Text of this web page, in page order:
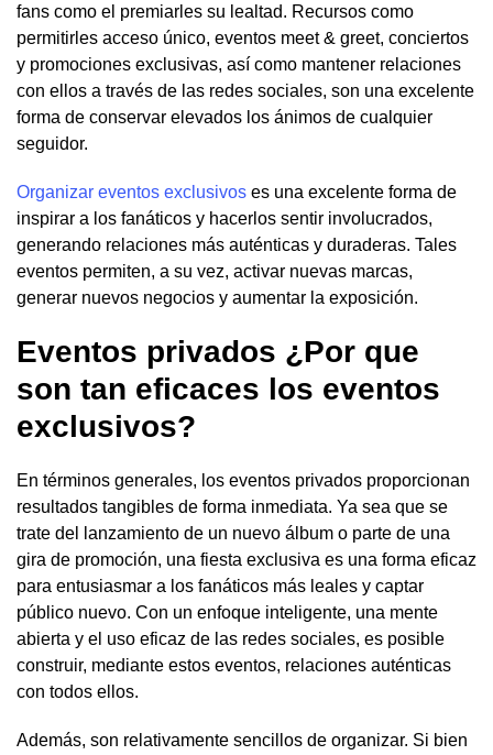
fans como el premiarles su lealtad. Recursos como
permitirles acceso único, eventos meet & greet, conciertos
y promociones exclusivas, así como mantener relaciones
con ellos a través de las redes sociales, son una excelente
forma de conservar elevados los ánimos de cualquier
seguidor.
Organizar eventos exclusivos es una excelente forma de
inspirar a los fanáticos y hacerlos sentir involucrados,
generando relaciones más auténticas y duraderas. Tales
eventos permiten, a su vez, activar nuevas marcas,
generar nuevos negocios y aumentar la exposición.
Eventos privados ¿Por que
son tan eficaces los eventos
exclusivos?
En términos generales, los eventos privados proporcionan
resultados tangibles de forma inmediata. Ya sea que se
trate del lanzamiento de un nuevo álbum o parte de una
gira de promoción, una fiesta exclusiva es una forma eficaz
para entusiasmar a los fanáticos más leales y captar
público nuevo. Con un enfoque inteligente, una mente
abierta y el uso eficaz de las redes sociales, es posible
construir, mediante estos eventos, relaciones auténticas
con todos ellos.
Además, son relativamente sencillos de organizar. Si bien